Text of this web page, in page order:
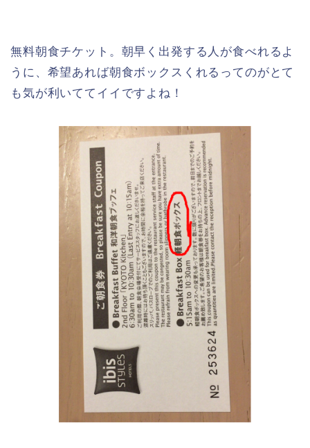
無料朝食チケット。朝早く出発する人が食べれるよ
うに、希望あれば朝食ボックスくれるってのがとて
も気が利いててイイですよね！